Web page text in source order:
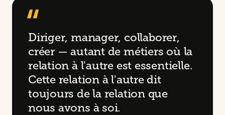
“
Diriger, manager, collaborer,
créer — autant de métiers où la
relation à l'autre est essentielle.
Cette relation à l'autre dit
toujours de la relation que
nous avons à soi.